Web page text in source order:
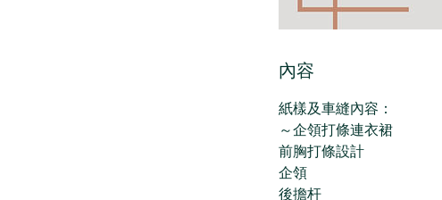
內容
紙樣及車縫內容：
～企領打條連衣裙
前胸打條設計
企領
後擔杆